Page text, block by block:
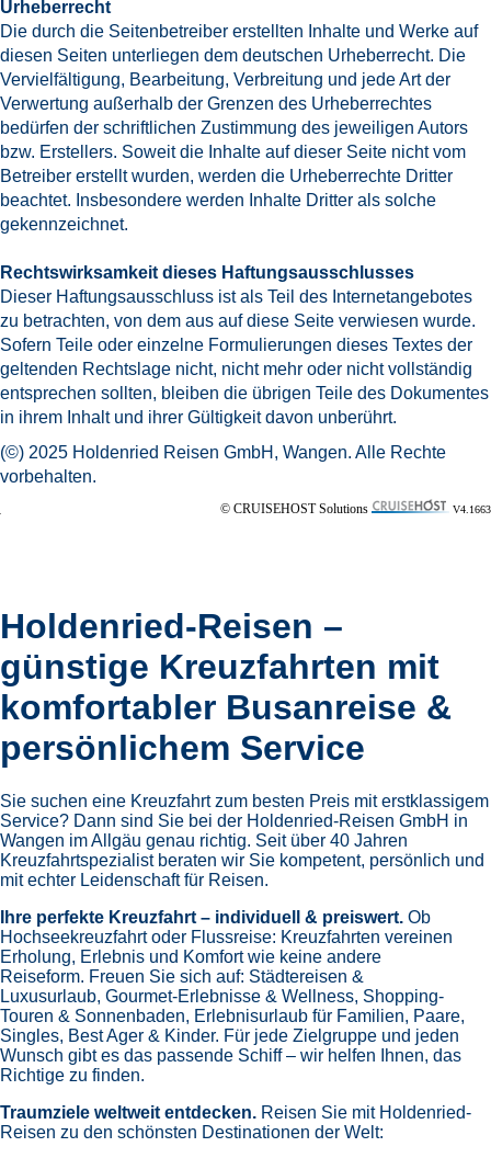
Urheberrecht
Die durch die Seitenbetreiber erstellten Inhalte und Werke auf
diesen Seiten unterliegen dem deutschen Urheberrecht. Die
Vervielfältigung, Bearbeitung, Verbreitung und jede Art der
Verwertung außerhalb der Grenzen des Urheberrechtes
bedürfen der schriftlichen Zustimmung des jeweiligen Autors
bzw. Erstellers. Soweit die Inhalte auf dieser Seite nicht vom
Betreiber erstellt wurden, werden die Urheberrechte Dritter
beachtet. Insbesondere werden Inhalte Dritter als solche
gekennzeichnet.
Rechtswirksamkeit dieses Haftungsausschlusses
Dieser Haftungsausschluss ist als Teil des Internetangebotes
zu betrachten, von dem aus auf diese Seite verwiesen wurde.
Sofern Teile oder einzelne Formulierungen dieses Textes der
geltenden Rechtslage nicht, nicht mehr oder nicht vollständig
entsprechen sollten, bleiben die übrigen Teile des Dokumentes
in ihrem Inhalt und ihrer Gültigkeit davon unberührt.
(©) 2025 Holdenried Reisen GmbH, Wangen. Alle Rechte
vorbehalten.
© CRUISEHOST Solutions V4.1663
Holdenried-Reisen –
günstige Kreuzfahrten mit
komfortabler Busanreise &
persönlichem Service
Sie suchen eine Kreuzfahrt zum besten Preis mit erstklassigem
Service? Dann sind Sie bei der Holdenried-Reisen GmbH in
Wangen im Allgäu genau richtig. Seit über 40 Jahren
Kreuzfahrtspezialist beraten wir Sie kompetent, persönlich und
mit echter Leidenschaft für Reisen.
Ihre perfekte Kreuzfahrt – individuell & preiswert. Ob
Hochseekreuzfahrt oder Flussreise: Kreuzfahrten vereinen
Erholung, Erlebnis und Komfort wie keine andere
Reiseform. Freuen Sie sich auf: Städtereisen &
Luxusurlaub, Gourmet-Erlebnisse & Wellness, Shopping-
Touren & Sonnenbaden, Erlebnisurlaub für Familien, Paare,
Singles, Best Ager & Kinder. Für jede Zielgruppe und jeden
Wunsch gibt es das passende Schiff – wir helfen Ihnen, das
Richtige zu finden.
Traumziele weltweit entdecken. Reisen Sie mit Holdenried-
Reisen zu den schönsten Destinationen der Welt: